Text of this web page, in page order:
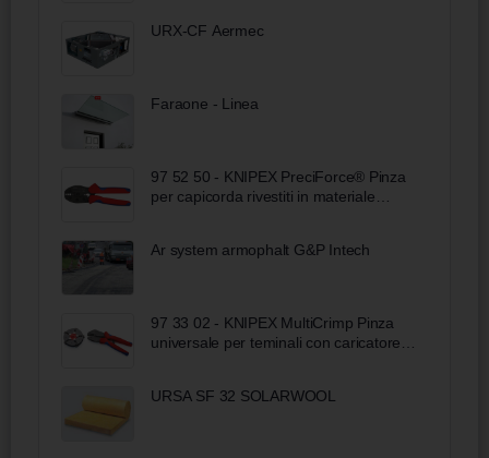
URX-CF Aermec
Faraone - Linea
97 52 50 - KNIPEX PreciForce® Pinza
per capicorda rivestiti in materiale
Ar system armophalt G&P Intech
97 33 02 - KNIPEX MultiCrimp Pinza
universale per teminali con caricatore
URSA SF 32 SOLARWOOL